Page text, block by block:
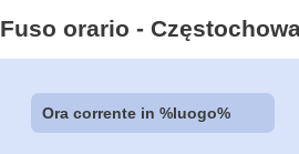
Fuso orario -
Ora corrente in %luogo%